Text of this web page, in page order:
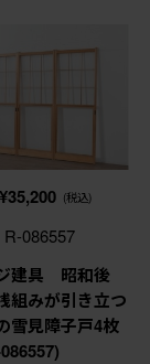
¥35,200 (税込)
R-086557
建具 昭和後
みが引き立つ
雪見障子戸4枚